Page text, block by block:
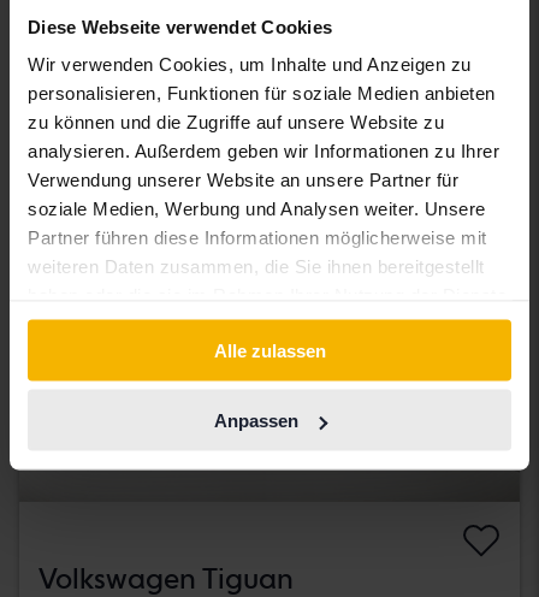
Diese Webseite verwendet Cookies
Wir verwenden Cookies, um Inhalte und Anzeigen zu
personalisieren, Funktionen für soziale Medien anbieten
zu können und die Zugriffe auf unsere Website zu
analysieren. Außerdem geben wir Informationen zu Ihrer
Verwendung unserer Website an unsere Partner für
soziale Medien, Werbung und Analysen weiter. Unsere
Partner führen diese Informationen möglicherweise mit
weiteren Daten zusammen, die Sie ihnen bereitgestellt
gesammelt haben.
Alle zulassen
Anpassen
2011
135 930 Kilometer
Benzin
Kungälv (Ellesbo)
Höchstgebot: 20 500 SEK
Mit Finanzierung 175 SEK/Monat
Demnächst
Volkswagen Tiguan